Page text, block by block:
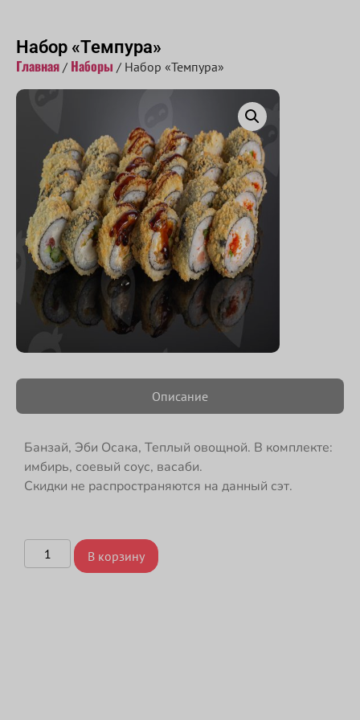
Набор «Темпура»
Главная / Наборы / Набор «Темпура»
Описание
Банзай, Эби Осака, Теплый овощной. В комплекте:
имбирь, соевый соус, васаби.
Скидки не распространяются на данный сэт.
В корзину